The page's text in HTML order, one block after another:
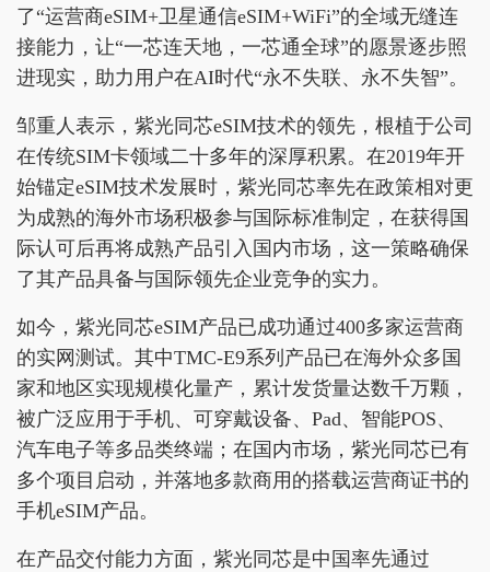
了“运营商eSIM+卫星通信eSIM+WiFi”的全域无缝连
接能力，让“一芯连天地，一芯通全球”的愿景逐步照
进现实，助力用户在AI时代“永不失联、永不失智”。
邹重人表示，紫光同芯eSIM技术的领先，根植于公司
在传统SIM卡领域二十多年的深厚积累。在2019年开
始锚定eSIM技术发展时，紫光同芯率先在政策相对更
为成熟的海外市场积极参与国际标准制定，在获得国
际认可后再将成熟产品引入国内市场，这一策略确保
了其产品具备与国际领先企业竞争的实力。
如今，紫光同芯eSIM产品已成功通过400多家运营商
的实网测试。其中TMC-E9系列产品已在海外众多国
家和地区实现规模化量产，累计发货量达数千万颗，
被广泛应用于手机、可穿戴设备、Pad、智能POS、
汽车电子等多品类终端；在国内市场，紫光同芯已有
多个项目启动，并落地多款商用的搭载运营商证书的
手机eSIM产品。
在产品交付能力方面，紫光同芯是中国率先通过